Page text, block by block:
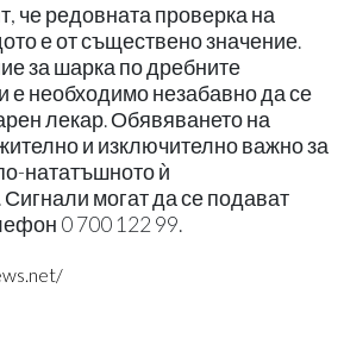
че редовната проверка на
е от съществено значение.
за шарка по дребните
е необходимо незабавно да се
лекар. Обявяването на
и изключително важно за
нататъшното ѝ
могат да се подават
0 700 122 99.